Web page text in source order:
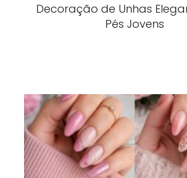
Decoração de Unhas
Pés Jovens